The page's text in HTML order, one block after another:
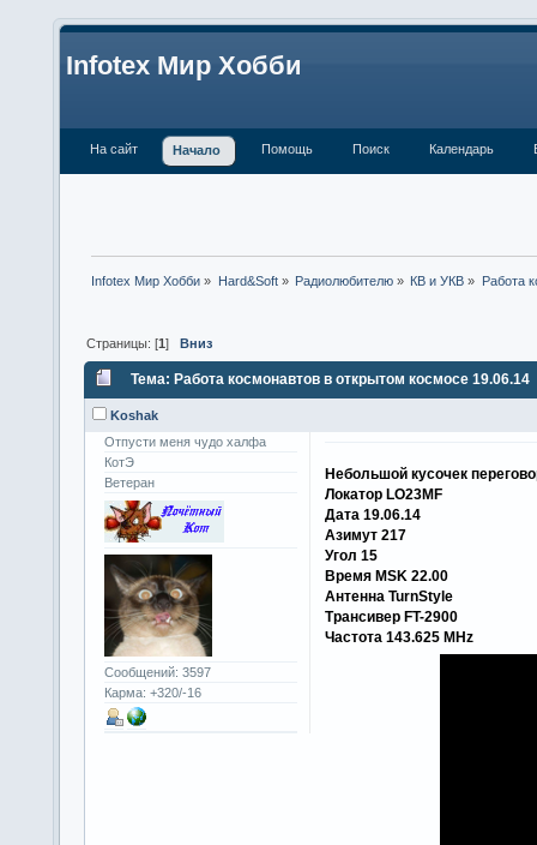
Infotex Мир Хобби
На сайт Начало Помощь Поиск Календарь
Infotex Мир Хобби » Hard&Soft» Радиолюбителю» КВ и УКВ » Работа
Страницы: [1]Вниз
Тема: Работа космонавтов в открытом космосе 19.06.14
Koshak
Отпусти меня чудо халфа
КотЭ
Ветеран
Сообщений: 3597
Карма: +320/-16
Небольшой кусочек
Локатор LO23MF
Дата 19.06.14
Азимут 217
Угол 15
Время MSK 22.00
Антенна TurnStyle
Трансивер FT-2900
Частота 143.625 MHz